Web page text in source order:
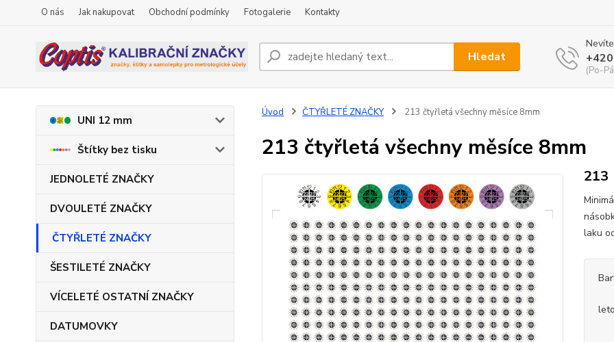
O nás Jak nakupovat Obchodní podmínky Fotogalerie Kontakty
Hledat
(Po-
UNI 12 mm
Štítky bez tisku
JEDNOLETÉ ZNAČKY
DVOULETÉ ZNAČKY
ČTYŘLETÉ ZNAČKY
ŠESTILETÉ ZNAČKY
VÍCELETÉ OSTATNÍ ZNAČKY
DATUMOVKY
Úvod ČTYŘLETÉ ZNAČKY 213 čtyřletá všechny měsíce 8mm
213 čtyřletá všechny měsíce 8mm
213
laku